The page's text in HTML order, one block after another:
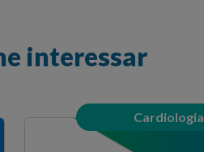
interessar
Cardiologia